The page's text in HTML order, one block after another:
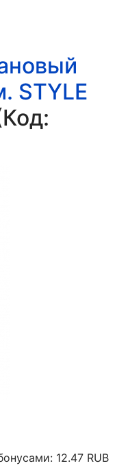
STYLE
12.47 RUB